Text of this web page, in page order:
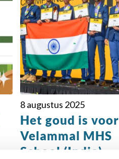
8 augustus 2025
Het goud is voor
Velammal MHS
School (India)